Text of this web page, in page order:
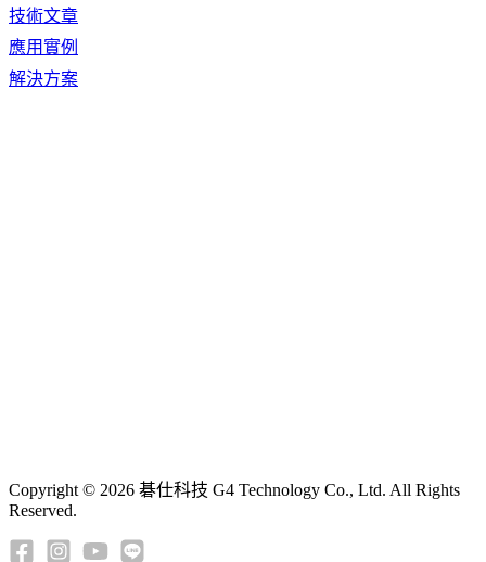
技術文章
應用實例
解決方案
Copyright © 2026 碁仕科技 G4 Technology Co., Ltd. All Rights
Reserved.